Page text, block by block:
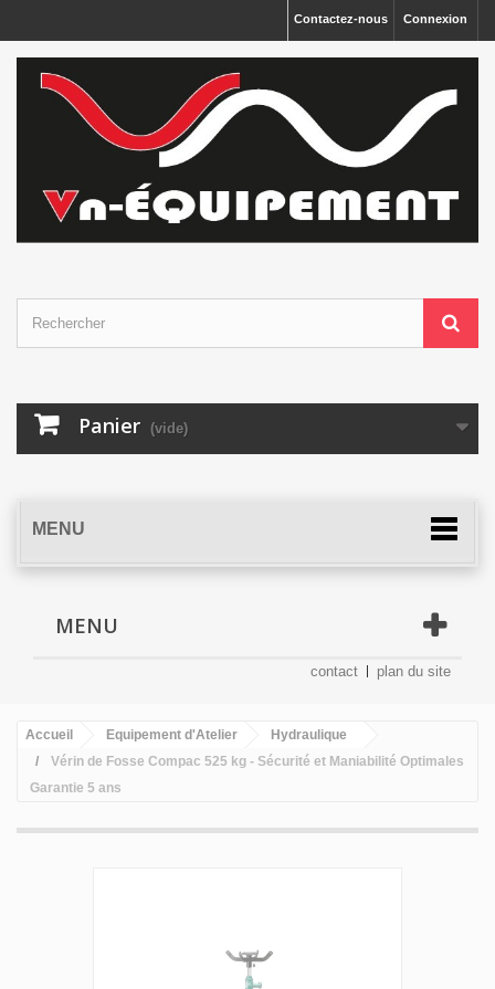
Connexion
Contactez-nous
Panier (vide)
MENU
MENU
contact plan du site
Accueil Equipement d'Atelier
Hydraulique
Vérin de Fosse Compac 525 kg - Sécurité et Maniabilité Optimales
Garantie 5 ans